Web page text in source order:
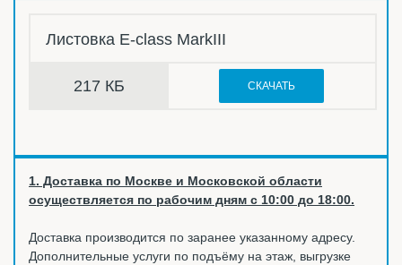
Листовка E-class MarkIII
217 КБ СКАЧАТЬ
1. Доставка по Москве и Московской области
осуществляется по рабочим дням с 10:00 до 18:00.
Доставка производится по заранее указанному адресу.
Дополнительные услуги по подъёму на этаж, выгрузке